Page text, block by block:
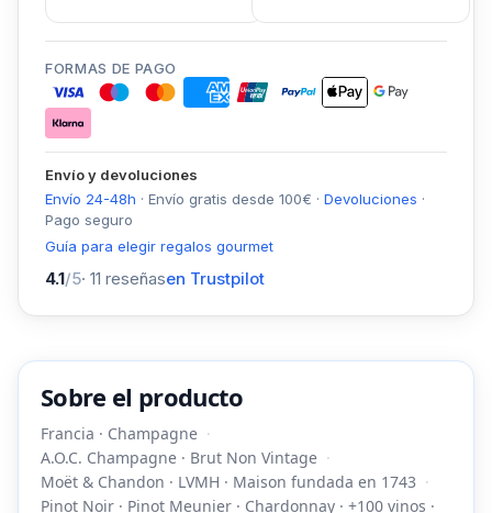
FORMAS DE PAGO
Envío y devoluciones
Envío 24-48h · Envío gratis desde 100€ · Devoluciones ·
Pago seguro
Guía para elegir regalos gourmet
4.1/5· 11 reseñasen Trustpilot
Sobre el producto
Francia · Champagne
A.O.C. Champagne · Brut Non Vintage
Moët & Chandon · LVMH · Maison fundada en 1743
Pinot Noir · Pinot Meunier · Chardonnay · +100 vinos ·